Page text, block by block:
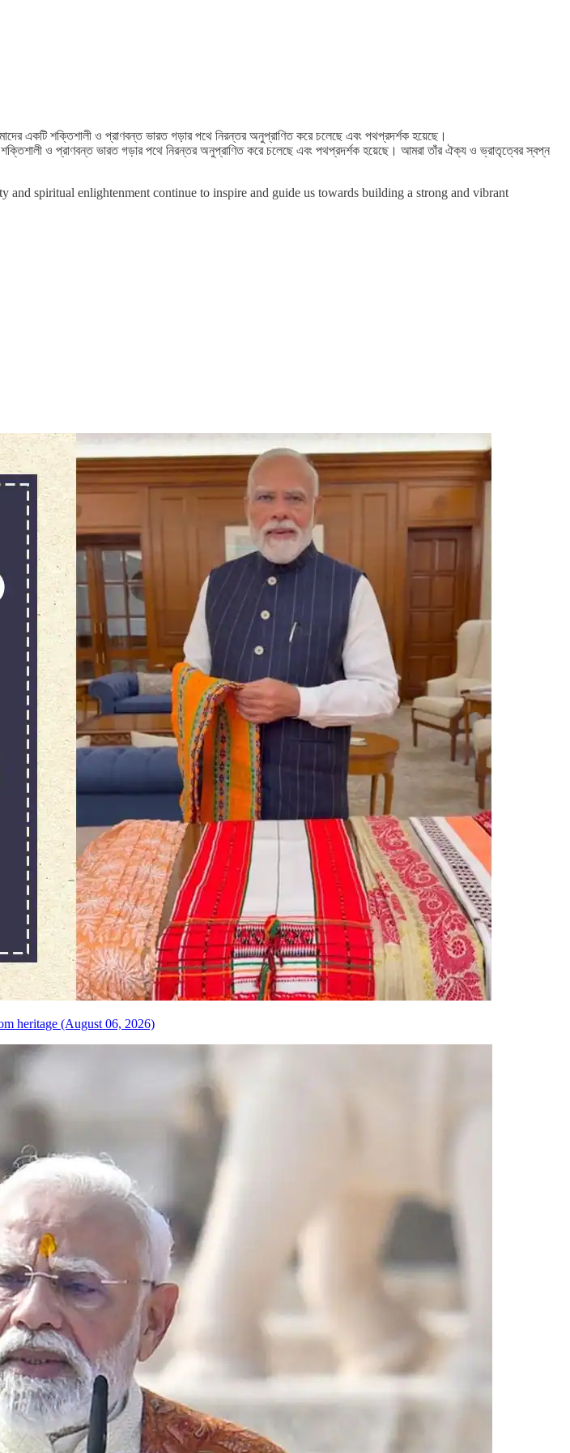
আমাদের একটি শক্তিশালী ও প্রাণবন্ত ভারত গড়ার পথে নিরন্তর অনুপ্রাণিত করে চলেছে এবং পথপ্রদর্শক হয়েছে।
শক্তিশালী ও প্রাণবন্ত ভারত গড়ার পথে নিরন্তর অনুপ্রাণিত করে চলেছে এবং পথপ্রদর্শক হয়েছে। আমরা তাঁর ঐক্য ও ভ্রাতৃত্বের স্বপ্ন
spiritual enlightenment continue to inspire and guide us towards building a strong and vibrant
heritage (August 06, 2026)